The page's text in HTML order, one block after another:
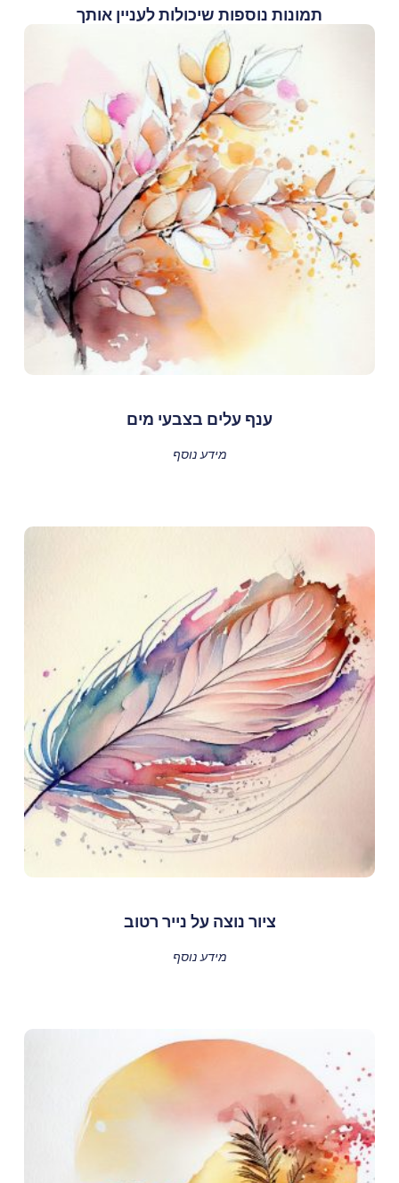
תמונות נוספות שיכולות לעניין אותך
ענף עלים בצבעי מים
מידע נוסף
ציור נוצה על נייר רטוב
מידע נוסף